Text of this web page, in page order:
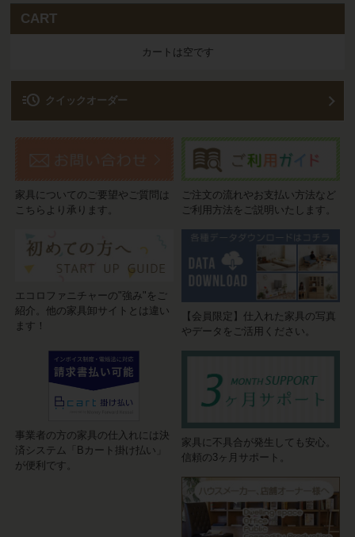
CART
カートは空です
acute クイックオーダー
家具についてのご要望やご質問は
こちらより承ります。
ご注文の流れやお支払い方法など
ご利用方法をご説明いたします。
エコロファニチャーの"強み"をご
紹介。他の家具卸サイトとは違い
ます！
【会員限定】仕入れた家具の写真
やデータをご活用ください。
事業者の方の家具の仕入れには決
済システム「Bカート掛け払い」
が便利です。
家具に不具合が発生しても安心。
信頼の3ヶ月サポート。